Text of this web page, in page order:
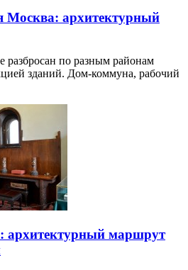
Москва: архитектурный
разбросан по разным районам
зданий. Дом-коммуна, рабочий
архитектурный маршрут